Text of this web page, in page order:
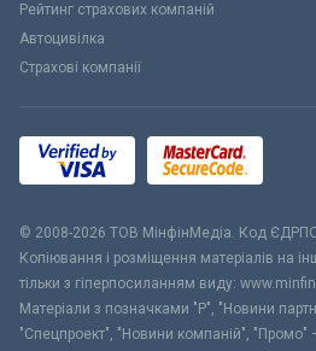
Рейтинг страхових компаній
Автоцивілка
Страхові компанії
© 2008-2026 ТОВ МiнфiнМедiа. Код
Копіювання і розміщення матеріалів на
тільки з гіперпосиланням виду:
Матеріали з позначками "Р", "Новини
"Спецпроект", "Новини компаній", "Промо"